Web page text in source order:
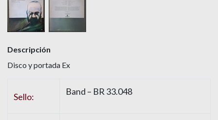
Descripción
Disco y portada Ex
Sello: Band – BR 33.048